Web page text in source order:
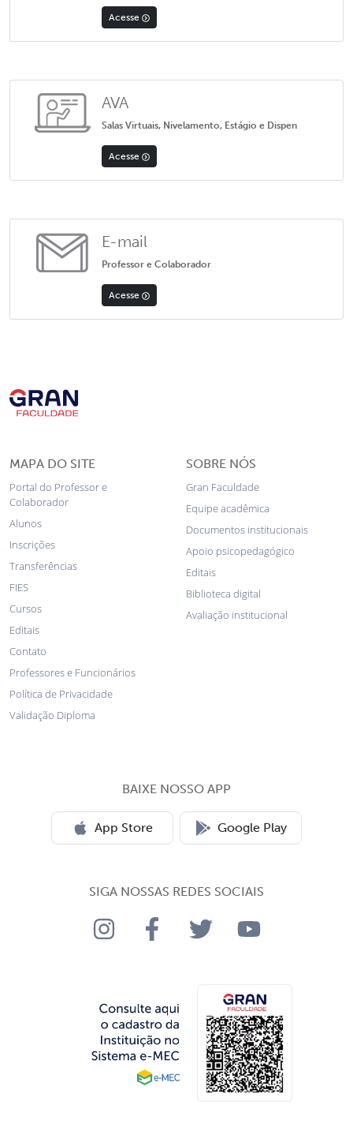
Acesse
AVA
Salas Virtuais, Nivelamento, Estágio e Dispen
Acesse
E-mail
Professor e Colaborador
Acesse
MAPA DO SITE
Portal do Professor e
Colaborador
Alunos
Inscrições
Transferências
FIES
Cursos
Editais
Contato
Professores e Funcionários
Política de Privacidade
Validação Diploma
SOBRE NÓS
Gran Faculdade
Equipe acadêmica
Documentos institucionais
Apoio psicopedagógico
Editais
Biblioteca digital
Avaliação institucional
BAIXE NOSSO APP
App Store Google Play
SIGA NOSSAS REDES SOCIAIS